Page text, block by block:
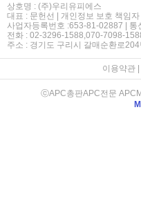
상호명 : (주)우리유피에스
대표 : 문헌선 | 개인정보 보호 책임자
사업자등록번호 :653-81-02887 |
전화 : 02-3296-1588,070-7098-
주소 : 경기도 구리시 갈매순환로
이용약관|
ⓒAPC총판APC전문